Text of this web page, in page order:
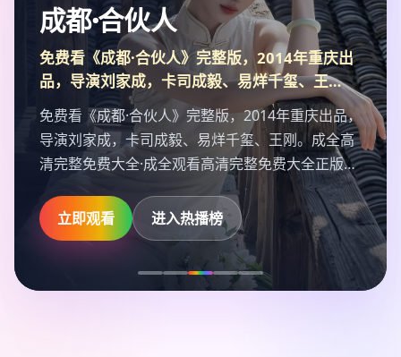
成都·合伙人
免费看《成都·合伙人》完整版，2014年重庆出
品，导演刘家成，卡司成毅、易烊千玺、王…
免费看《成都·合伙人》完整版，2014年重庆出品，
导演刘家成，卡司成毅、易烊千玺、王刚。成全高
清完整免费大全·成全观看高清完整免费大全正版片
源，2014年10月25日高清流畅播放。
立即观看
进入热播榜